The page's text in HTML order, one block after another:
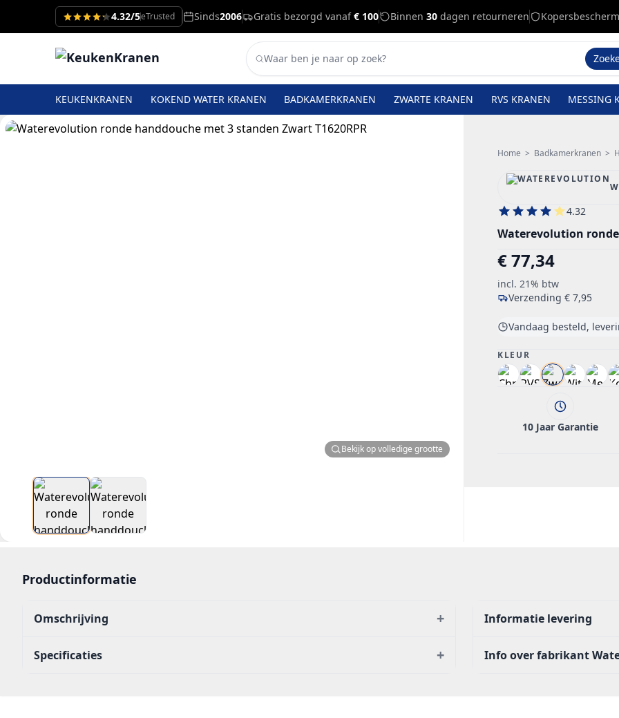
4.32/5eTrusted Sinds2006 Gratis bezorgd vanaf€ 100 Binnen 30 dagen retourneren
KEUKENKRANEN KOKEND WATER KRANEN BADKAMERKRANEN ZWARTE KRANEN RVS KRANEN MESSING
Bekijk op volledige grootte
Home > Badkamerkranen >
4.32
Waterevolution
€ 77,34
incl. 21% btw
Verzending € 7,95
Vandaag besteld,
KLEUR
10 Jaar Garantie
Productinformatie
Omschrijving +
Specificaties +
Informatie levering
Info over fabrikant